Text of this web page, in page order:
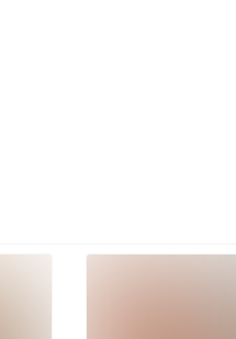
Bengkel Manusia Indonesia